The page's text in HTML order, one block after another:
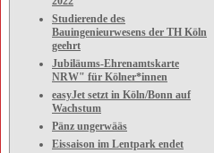
Studierende des
Bauingenieurwesens der TH Köln
geehrt
Jubiläums-Ehrenamtskarte
NRW" für Kölner*innen
easyJet setzt in Köln/Bonn auf
Wachstum
Pänz ungerwääs
Eissaison im Lentpark endet